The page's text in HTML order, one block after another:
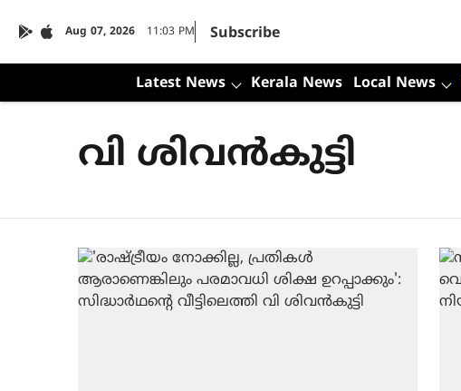
Aug 07, 2026 11:03 PM Subscribe
Latest News Kerala News Local News
വി ശിവൻകുട്ടി